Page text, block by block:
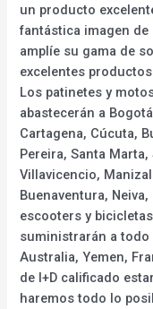
un producto
fantástica imagen de
amplíe su gama de
excelentes
Los patinetes y
abastecerán a
Cartagena, Cúcuta,
Pereira, Santa
Villavicencio,
Buenaventura,
escooters y
suministrarán a todo
Australia, Yemen,
de I+D calificado
haremos todo lo